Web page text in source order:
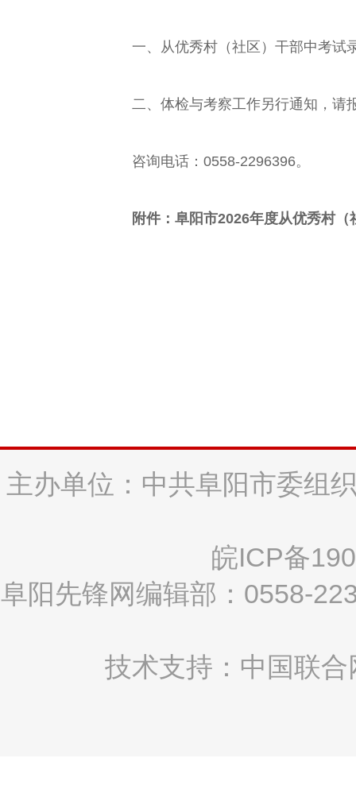
一、从优秀村（社区）干部中考试录
二、体检与考察工作另行通知，请
咨询电话：0558-2296396。
附件： 阜阳市2026年度从优秀村
主办单位：中共阜阳市委组
皖ICP备
阜阳先锋网编辑部：0558-
技术支持：中国联